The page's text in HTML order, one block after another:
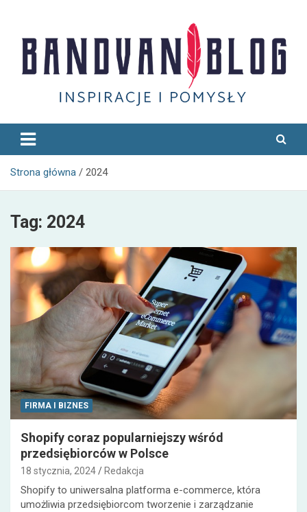
content
Bandvan
Strona główna 2024
Tag: 2024
FIRMA I BIZNES
Shopify coraz popularniejszy wśród
przedsiębiorców w Polsce
18 stycznia, 2024 Redakcja
Shopify to uniwersalna platforma e-commerce, która
umożliwia przedsiębiorcom tworzenie i zarządzanie